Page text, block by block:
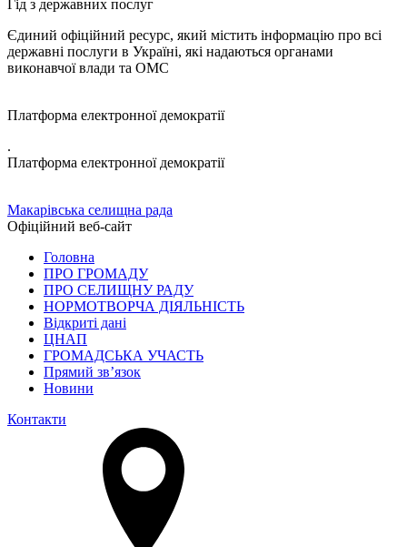
Гід з державних послуг
Єдиний офіційний ресурс, який містить інформацію про всі
державні послуги в Україні, які надаються органами
виконавчої влади та ОМС
Платформа електронної демократії
.
Платформа електронної демократії
Макарівська селищна рада
Офіційний веб-сайт
Головна
ПРО ГРОМАДУ
ПРО СЕЛИЩНУ РАДУ
НОРМОТВОРЧА ДІЯЛЬНІСТЬ
Відкриті дані
ЦНАП
ГРОМАДСЬКА УЧАСТЬ
Прямий зв’язок
Новини
Контакти